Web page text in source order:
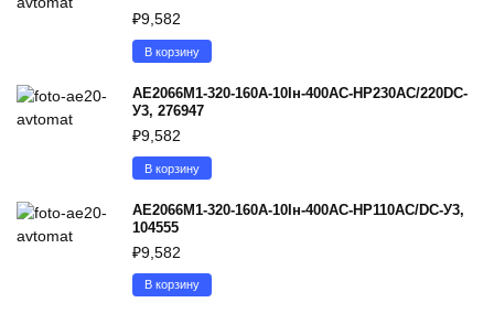
₽9,582
В корзину
АЕ2066М1-320-160А-10Iн-400AC-НР230AC/220DC-
У3, 276947
₽9,582
В корзину
АЕ2066М1-320-160А-10Iн-400AC-НР110AC/DC-У3,
104555
₽9,582
В корзину